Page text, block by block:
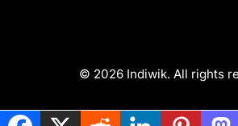
© 2026 Indiwik. All rights